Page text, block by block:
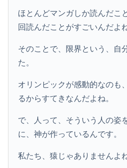
ほとんどマンガしか読んだこ
回読んだことがすごいんだよ
そのことで、限界という、自
た。
オリンピックが感動的なのも
るからすてきなんだよね。
で、人って、そういう人の姿
に、神が作っているんです。
私たち、猿じゃありませんよ